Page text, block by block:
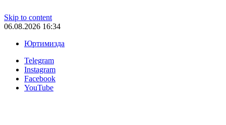
Skip to content
06.08.2026 16:34
Юртимизда
Telegram
Instagram
Facebook
YouTube